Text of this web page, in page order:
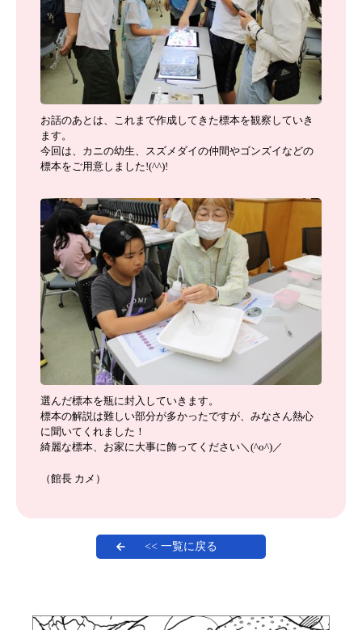
お話のあとは、これまで作成してきた標本を観察していき
ます。
今回は、カニの幼生、スズメダイの仲間やゴンズイなどの
標本をご用意しました!(^^)!
選んだ標本を瓶に封入していきます。
標本の解説は難しい部分が多かったですが、みなさん熱心
に聞いてくれました！
綺麗な標本、お家に大事に飾ってください＼(^o^)／
（館長 カメ）
<< 一覧に戻る